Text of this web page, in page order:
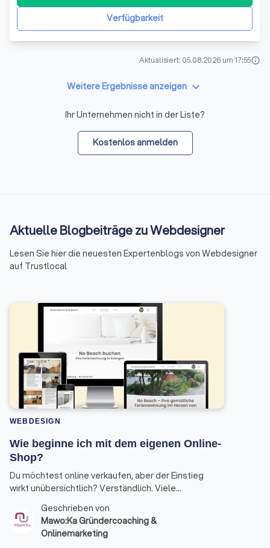
aussieht, sondern auch von pot
Verfügbarkeit
Aktualisiert: 05.08.2026 um 17:55info
Weitere Ergebnisse anzeigen keyboard_arrow_down
Ihr Unternehmen nicht in der Liste?
Kostenlos anmelden
Aktuelle Blogbeiträge zu Webdesigner
Lesen Sie hier die neuesten Expertenblogs von Webdesigner
auf Trustlocal
WEBDESIGN
Wie beginne ich mit dem eigenen Online-
Shop?
Du möchtest online verkaufen, aber der Einstieg
wirkt unübersichtlich? Verständlich. Viele
anfangen sollen – und verlieren Zeit in Details, bevor
die Basis steht. Hier ist ein klarer Fahrplan, wie du
deinen Online-Shop strukturiert aufbaust.
Geschrieben von
Mawo:Ka Gründercoaching &
Onlinemarketing